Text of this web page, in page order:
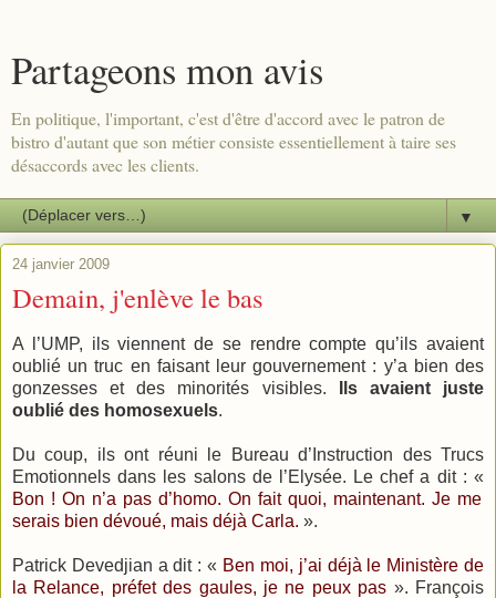
Partageons mon avis
En politique, l'important, c'est d'être d'accord avec le patron de
bistro d'autant que son métier consiste essentiellement à taire ses
désaccords avec les clients.
▼
24 janvier 2009
Demain, j'enlève le bas
A l’UMP, ils viennent de se rendre compte qu’ils avaient
oublié un truc en faisant leur gouvernement : y’a bien des
gonzesses et des minorités visibles.
Ils avaient juste
oublié des homosexuels.
Du coup, ils ont réuni le Bureau d’Instruction des Trucs
Emotionnels dans les salons de l’Elysée. Le chef a dit : «
Bon ! On n’a pas d’homo. On fait quoi, maintenant. Je me
serais bien dévoué, mais déjà Carla. ».
Patrick Devedjian a dit : « Ben moi, j’ai déjà le Ministère de
la Relance, préfet des gaules, je ne peux pas ». François